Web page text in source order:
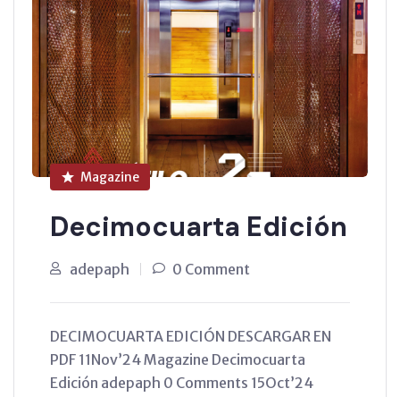
Magazine
Decimocuarta Edición
adepaph 0 Comment
DECIMOCUARTA EDICIÓN DESCARGAR EN
PDF 11Nov’24 Magazine Decimocuarta
Edición adepaph 0 Comments 15Oct’24